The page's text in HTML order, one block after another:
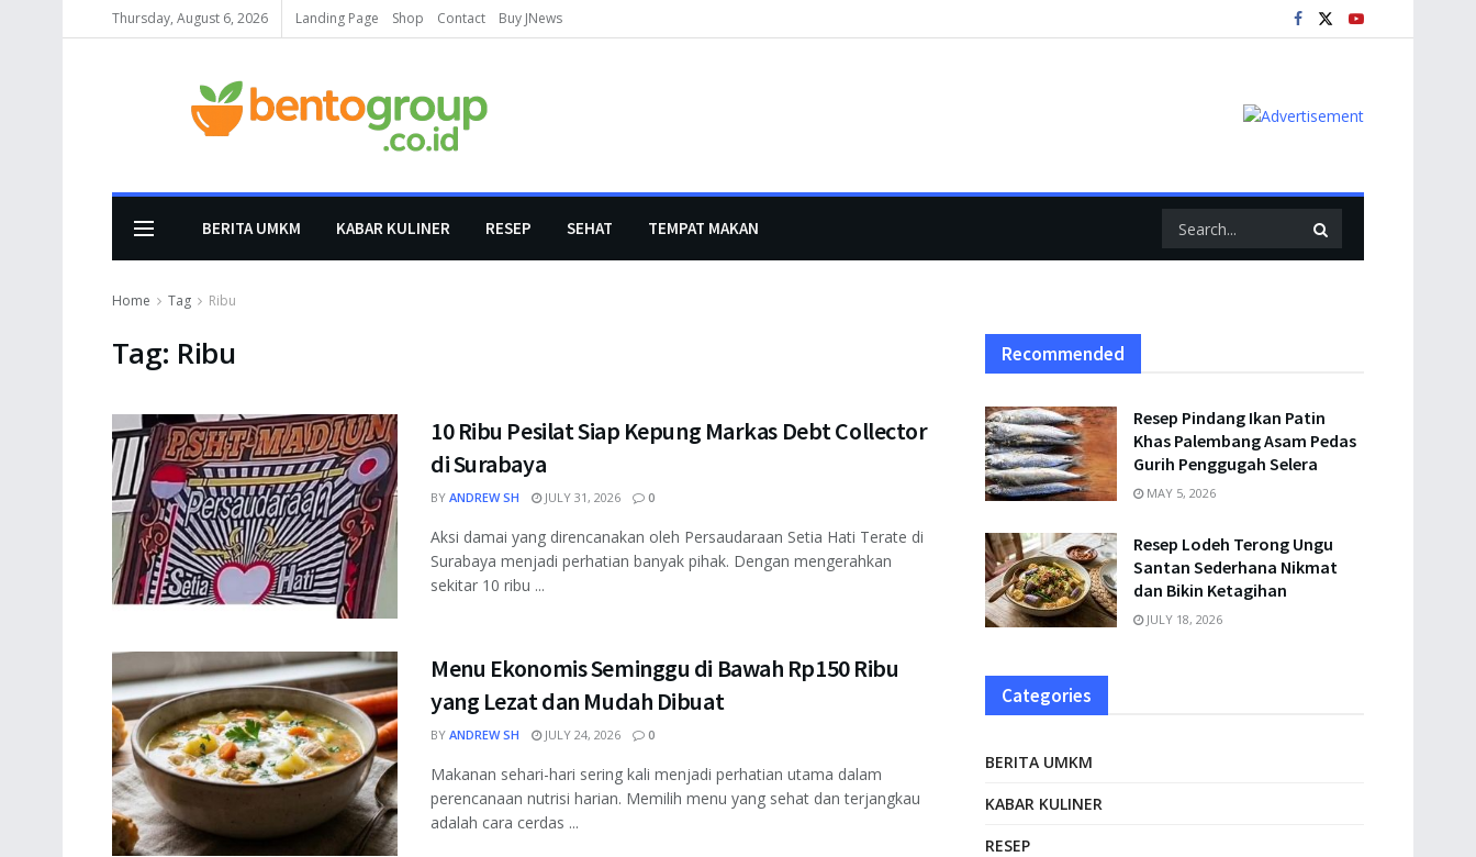
Thursday, August 6, 2026 Landing Page Shop Contact Buy JNews
BERITA UMKM KABAR KULINER RESEP SEHAT TEMPAT MAKAN
Home Tag Ribu
Tag: Ribu
10 Ribu Pesilat Siap Kepung Markas Debt Collector
di Surabaya
BY ANDREW SH JULY 31, 2026 0
Aksi damai yang direncanakan oleh Persaudaraan Setia Hati Terate di
Surabaya menjadi perhatian banyak pihak. Dengan mengerahkan
sekitar 10 ribu ...
Menu Ekonomis Seminggu di Bawah Rp150 Ribu
yang Lezat dan Mudah Dibuat
BY ANDREW SH JULY 24, 2026 0
Makanan sehari-hari sering kali menjadi perhatian utama dalam
perencanaan nutrisi harian. Memilih menu yang sehat dan terjangkau
adalah cara cerdas ...
Recommended
Resep Pindang Ikan Patin
Khas Palembang Asam Pedas
Gurih Penggugah Selera
MAY 5, 2026
Resep Lodeh Terong Ungu
Santan Sederhana Nikmat
dan Bikin Ketagihan
JULY 18, 2026
Categories
BERITA UMKM
KABAR KULINER
RESEP